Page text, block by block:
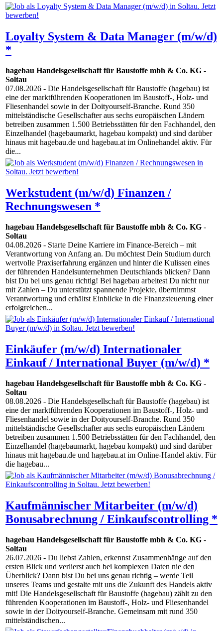
Loyalty System & Data Manager (m/w/d)
*
hagebau Handelsgesellschaft für Baustoffe mbh & Co. KG -
Soltau
07.08.2026 - Die Handelsgesellschaft für Baustoffe (hagebau) ist
eine der marktführenden Kooperationen im Baustoff-, Holz- und
Fliesenhandel sowie in der Doityourself-Branche. Rund 350
mittelständische Gesellschafter aus sechs europäischen Ländern
betreiben zusammen 1.500 Betriebsstätten für den Fachhandel, den
Einzelhandel (hagebaumarkt, hagebau kompakt) und sind darüber
hinaus mit hagebau.de und hagebau.at im Onlinehandel aktiv. Für
die...
Werkstudent (m/w/d) Finanzen /
Rechnungswesen *
hagebau Handelsgesellschaft für Baustoffe mbh & Co. KG -
Soltau
04.08.2026 - Starte Deine Karriere im Finance-Bereich – mit
Verantwortung von Anfang an. Du möchtest Dein Studium durch
wertvolle Praxiserfahrung ergänzen und hinter die Kulissen eines
der führenden Handelsunternehmen Deutschlands blicken? Dann
bist Du bei uns genau richtig! Bei hagebau arbeitest Du nicht nur
mit Zahlen – Du unterstützt spannende Projekte, übernimmst
Verantwortung und erhältst Einblicke in die Finanzsteuerung einer
erfolgreichen...
Einkäufer (m/w/d) Internationaler
Einkauf / International Buyer (m/w/d) *
hagebau Handelsgesellschaft für Baustoffe mbh & Co. KG -
Soltau
08.08.2026 - Die Handelsgesellschaft für Baustoffe (hagebau) ist
eine der marktführenden Kooperationen im Baustoff-, Holz- und
Fliesenhandel sowie in der Doityourself-Branche. Rund 350
mittelständische Gesellschafter aus sechs europäischen Ländern
betreiben zusammen 1.500 Betriebsstätten für den Fachhandel, den
Einzelhandel (hagebaumarkt, hagebau kompakt) und sind darüber
hinaus mit hagebau.de und hagebau.at im Online-Handel aktiv. Für
die hagebau...
Kaufmännischer Mitarbeiter (m/w/d)
Bonusabrechnung / Einkaufscontrolling *
hagebau Handelsgesellschaft für Baustoffe mbh & Co. KG -
Soltau
26.07.2026 - Du liebst Zahlen, erkennst Zusammenhänge auf den
ersten Blick und verlierst auch bei komplexen Daten nie den
Überblick? Dann bist Du bei uns genau richtig – werde Teil
unseres Teams und gestalte mit uns die Zukunft des Handels aktiv
mit! Die Handelsgesellschaft für Baustoffe (hagebau) zählt zu den
führenden Kooperationen im Baustoff-, Holz- und Fliesenhandel
sowie in der Doityourself-Branche. Gemeinsam mit rund 350
mittelständischen...